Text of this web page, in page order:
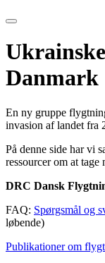
Danmark
En ny gruppe
invasion af landet fra
På denne side har vi
ressourcer om at
DRC Dansk
FAQ: Spørgsmål og
løbende)
Publikationer om